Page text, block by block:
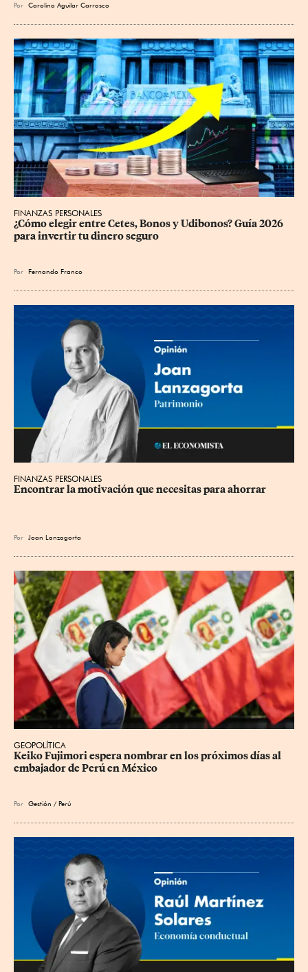
Por Carolina Aguilar Carrasco
FINANZAS PERSONALES
¿Cómo elegir entre Cetes, Bonos y Udibonos? Guía 2026
para invertir tu dinero seguro
Por Fernando Franco
FINANZAS PERSONALES
Encontrar la motivación que necesitas para ahorrar
Por Joan Lanzagorta
GEOPOLÍTICA
Keiko Fujimori espera nombrar en los próximos días al
embajador de Perú en México
Por Gestión / Perú